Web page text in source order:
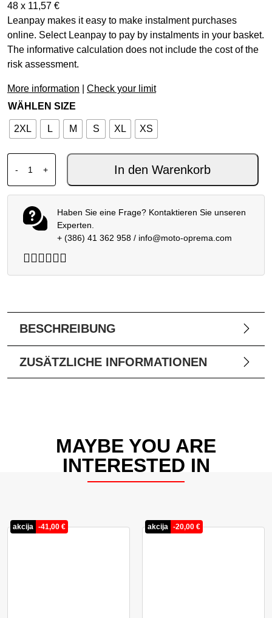
48 x 11,57 €
Leanpay makes it easy to make instalment purchases
online. Select Leanpay to pay by instalments in your basket.
The informative calculation does not include the cost of the
risk assessment.
More information
Check your limit
WÄHLEN SIZE
2XL L M S XL XS
-
AGV K6S HELM MONO MATT SCHWARZ Menge
+ In den Warenkorb
Haben Sie eine Frage? Kontaktieren Sie unseren
Experten.
+ (386) 41 362 958/ info@moto-oprema.com
BESCHREIBUNG
ZUSÄTZLICHE INFORMATIONEN
MAYBE YOU ARE
INTERESTED IN
akcija -41,00 € akcija -20,00 €